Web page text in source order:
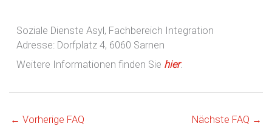
Soziale Dienste Asyl, Fachbereich Integration
Adresse: Dorfplatz 4, 6060 Sarnen
Weitere Informationen finden Sie hier.
← Vorherige FAQ Nächste FAQ →